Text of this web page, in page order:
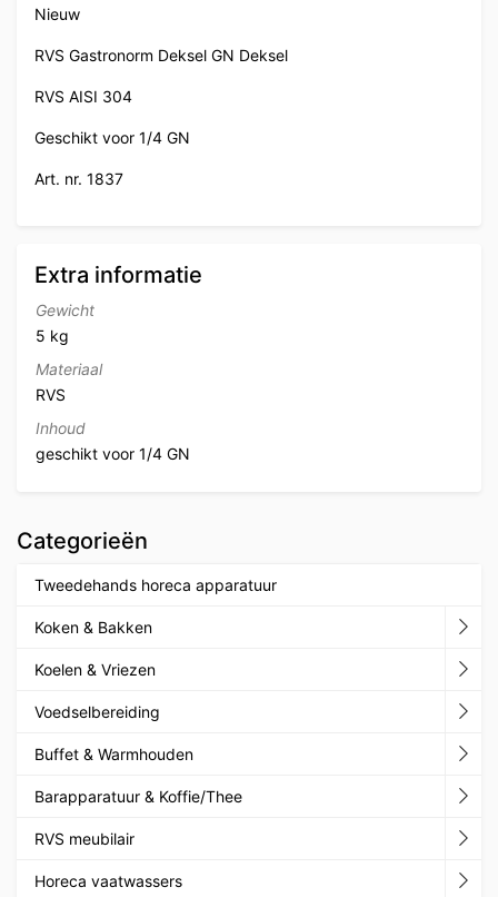
Nieuw
RVS Gastronorm Deksel GN Deksel
RVS AISI 304
Geschikt voor 1/4 GN
Art. nr. 1837
Extra informatie
Gewicht
5 kg
Materiaal
RVS
Inhoud
geschikt voor 1/4 GN
Categorieën
Tweedehands horeca apparatuur
Koken & Bakken
Koelen & Vriezen
Voedselbereiding
Buffet & Warmhouden
Barapparatuur & Koffie/Thee
RVS meubilair
Horeca vaatwassers